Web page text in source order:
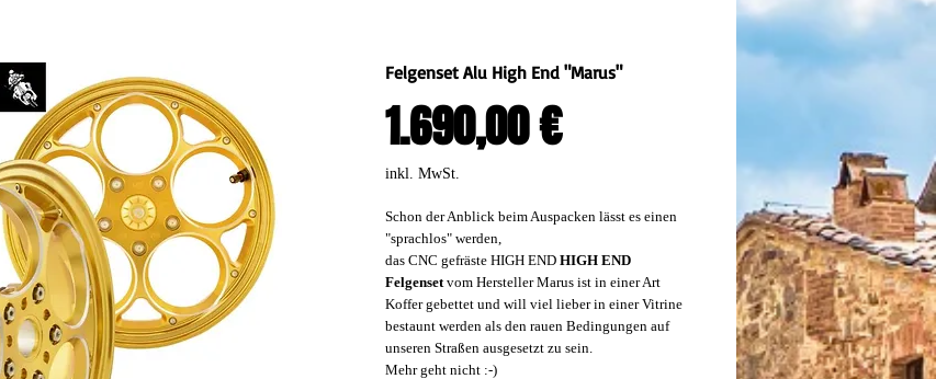
Felgenset Alu High End "Marus"
1.690,00 €Preis
inkl. MwSt.
Schon der Anblick beim Auspacken lässt es einen
"sprachlos" werden,
das CNC gefräste HIGH END HIGH END
Felgensetvom HerstellerMarus ist in einer Art
Koffer gebettet und will viel lieber in einer Vitrine
bestaunt werden als den rauen Bedingungen auf
unseren Straßen ausgesetzt zu sein.
Mehr geht nicht :-)